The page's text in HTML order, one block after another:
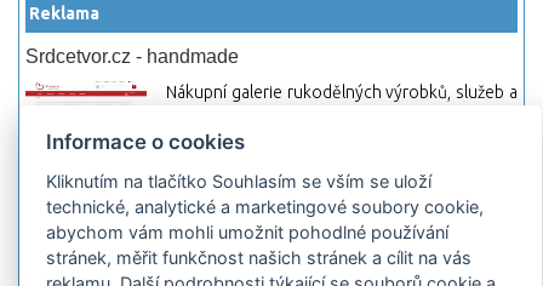
Reklama
Srdcetvor.cz - handmade
Nákupní galerie rukodělných výrobků, služeb a
začít prodávat nebo jen nakupovat.
Hledej-hosting.cz - webhosting, VPS
hosting
Přehled webhostingových, multihosting a VPS
hosting programů s možností jejich
Informace o cookies
Kliknutím na tlačítko Souhlasím se vším se uloží
technické, analytické a marketingové soubory cookie,
abychom vám mohli umožnit pohodlné používání
stránek, měřit funkčnost našich stránek a cílit na vás